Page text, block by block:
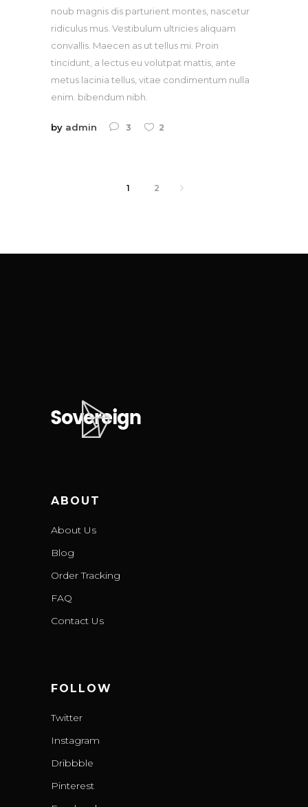
noub magnis dis parturient montes, nascetur
ridiculus mus. Vestibulum ultricies aliquam
convallis. Maecen as ut tellus mi. Proin
tincidunt, a lectus eu volutpat mattis, ante
metus lacinia tellus, vitae condimentum nulla
enim. bibendum nibh.
by admin 3 2
1 2
ABOUT
About Us
Blog
Order Tracking
FAQ
Contact Us
FOLLOW
Twitter
Instagram
Dribbble
Pinterest